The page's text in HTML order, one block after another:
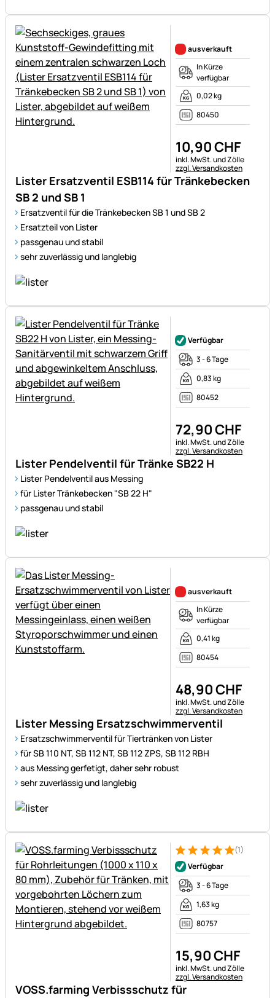
Lister Ersatzventil ESB114 für Tränkebecken
SB 2 und SB 1
Ersatzventil für die Tränkebecken SB 1 und SB 2
Ersatzteil von Lister
passgenau und stabil
sehr zuverlässig und langlebig
ausverkauft
In Kürze
verfügbar
0,02 kg
80450
10,90CHF
Steuerhinweis:
inkl. MwSt. und Zölle
zzgl. Versandkosten
Lister Pendelventil für Tränke SB22 H
Lister Pendelventil aus Messing
für Lister Tränkebecken "SB 22 H"
passgenau und stabil
Verfügbar
3 - 6 Tage
0,83 kg
80452
72,90CHF
Steuerhinweis:
inkl. MwSt. und Zölle
zzgl. Versandkosten
Lister Messing Ersatzschwimmerventil
Ersatzschwimmerventil für Tiertränken von Lister
für SB 110 NT, SB 112 NT, SB 112 ZPS, SB 112 RBH
aus Messing gerfetigt, daher sehr robust
sehr zuverlässig und langlebig
ausverkauft
In Kürze
verfügbar
0,41 kg
80454
48,90CHF
Steuerhinweis:
inkl. MwSt. und Zölle
zzgl. Versandkosten
VOSS.farming Verbissschutz für
Bewertung: 5 von 5 (1
1 Bewertung
(1)
Verfügbar
3 - 6 Tage
1,63 kg
80757
15,90CHF
Steuerhinweis:
inkl. MwSt. und Zölle
zzgl. Versandkosten